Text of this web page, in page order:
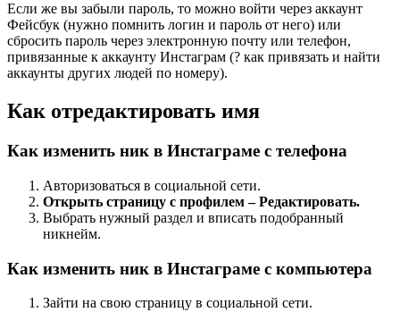
Если же вы забыли пароль, то можно войти через аккаунт
Фейсбук (нужно помнить логин и пароль от него) или
сбросить пароль через электронную почту или телефон,
привязанные к аккаунту Инстаграм (? как привязать и найти
аккаунты других людей по номеру).
Как отредактировать имя
Как изменить ник в Инстаграме с телефона
Авторизоваться в социальной сети.
Открыть страницу с профилем – Редактировать.
Выбрать нужный раздел и вписать подобранный
никнейм.
Как изменить ник в Инстаграме с компьютера
Зайти на свою страницу в социальной сети.